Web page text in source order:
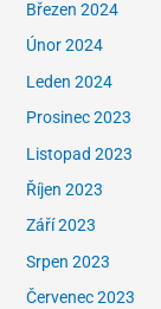
Březen 2024
Únor 2024
Leden 2024
Prosinec 2023
Listopad 2023
Říjen 2023
Září 2023
Srpen 2023
Červenec 2023